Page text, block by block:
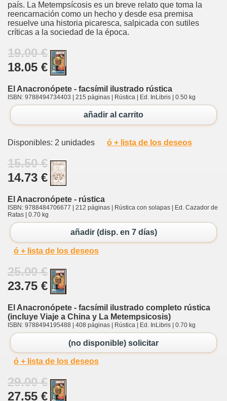
país. La Metempsícosis es un breve relato que toma la
reencarnación como un hecho y desde esa premisa
resuelve una historia picaresca, salpicada con sutiles
críticas a la sociedad de la época.
19.00 €
18.05 €
El Anacronópete - facsímil ilustrado rústica
ISBN: 9788494734403 | 215 páginas | Rústica | Ed. InLibris | 0.50 kg
añadir al carrito
Disponibles: 2 unidades ó + lista de los deseos
15.50 €
14.73 €
El Anacronópete - rústica
ISBN: 9788484706677 | 212 páginas | Rústica con solapas | Ed. Cazador de
Ratas | 0.70 kg
añadir (disp. en 7 días)
ó + lista de los deseos
25.00 €
23.75 €
El Anacronópete - facsímil ilustrado completo rústica
(incluye Viaje a China y La Metempsicosis)
ISBN: 9788494195488 | 408 páginas | Rústica | Ed. InLibris | 0.70 kg
(no disponible) solicitar
ó + lista de los deseos
29.00 €
27.55 €